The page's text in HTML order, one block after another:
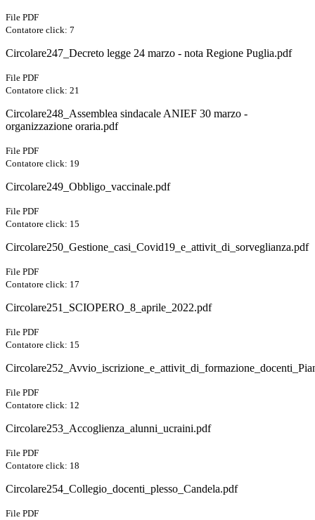
File PDF
Contatore click: 7
Circolare247_Decreto legge 24 marzo - nota Regione Puglia.pdf
File PDF
Contatore click: 21
Circolare248_Assemblea sindacale ANIEF 30 marzo -
organizzazione oraria.pdf
File PDF
Contatore click: 19
Circolare249_Obbligo_vaccinale.pdf
File PDF
Contatore click: 15
Circolare250_Gestione_casi_Covid19_e_attivit_di_sorveglianza.pdf
File PDF
Contatore click: 17
Circolare251_SCIOPERO_8_aprile_2022.pdf
File PDF
Contatore click: 15
File PDF
Contatore click: 12
Circolare253_Accoglienza_alunni_ucraini.pdf
File PDF
Contatore click: 18
Circolare254_Collegio_docenti_plesso_Candela.pdf
File PDF